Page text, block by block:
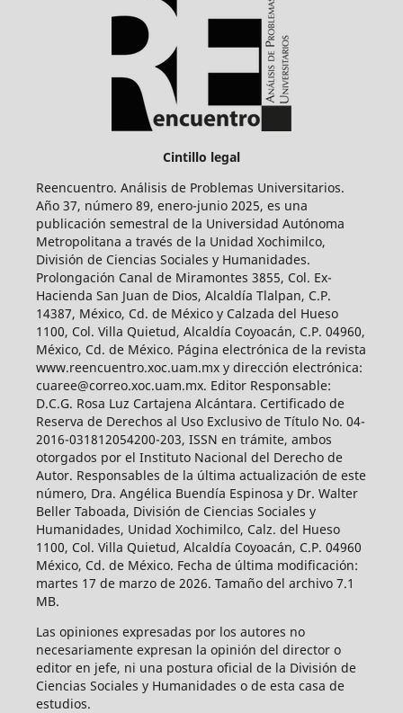
Cintillo legal
Reencuentro. Análisis de Problemas Universitarios.
Año 37, número 89, enero-junio 2025, es una
publicación semestral de la Universidad Autónoma
Metropolitana a través de la Unidad Xochimilco,
División de Ciencias Sociales y Humanidades.
Prolongación Canal de Miramontes 3855, Col. Ex-
Hacienda San Juan de Dios, Alcaldía Tlalpan, C.P.
14387, México, Cd. de México y Calzada del Hueso
1100, Col. Villa Quietud, Alcaldía Coyoacán, C.P. 04960,
México, Cd. de México. Página electrónica de la revista
www.reencuentro.xoc.uam.mx y dirección electrónica:
cuaree@correo.xoc.uam.mx. Editor Responsable:
D.C.G. Rosa Luz Cartajena Alcántara. Certificado de
Reserva de Derechos al Uso Exclusivo de Título No. 04-
2016-031812054200-203, ISSN en trámite, ambos
otorgados por el Instituto Nacional del Derecho de
Autor. Responsables de la última actualización de este
número, Dra. Angélica Buendía Espinosa y Dr. Walter
Beller Taboada, División de Ciencias Sociales y
Humanidades, Unidad Xochimilco, Calz. del Hueso
1100, Col. Villa Quietud, Alcaldía Coyoacán, C.P. 04960
México, Cd. de México. Fecha de última modificación:
martes 17 de marzo de 2026. Tamaño del archivo 7.1
MB.
Las opiniones expresadas por los autores no
necesariamente expresan la opinión del director o
editor en jefe, ni una postura oficial de la División de
Ciencias Sociales y Humanidades o de esta casa de
estudios.